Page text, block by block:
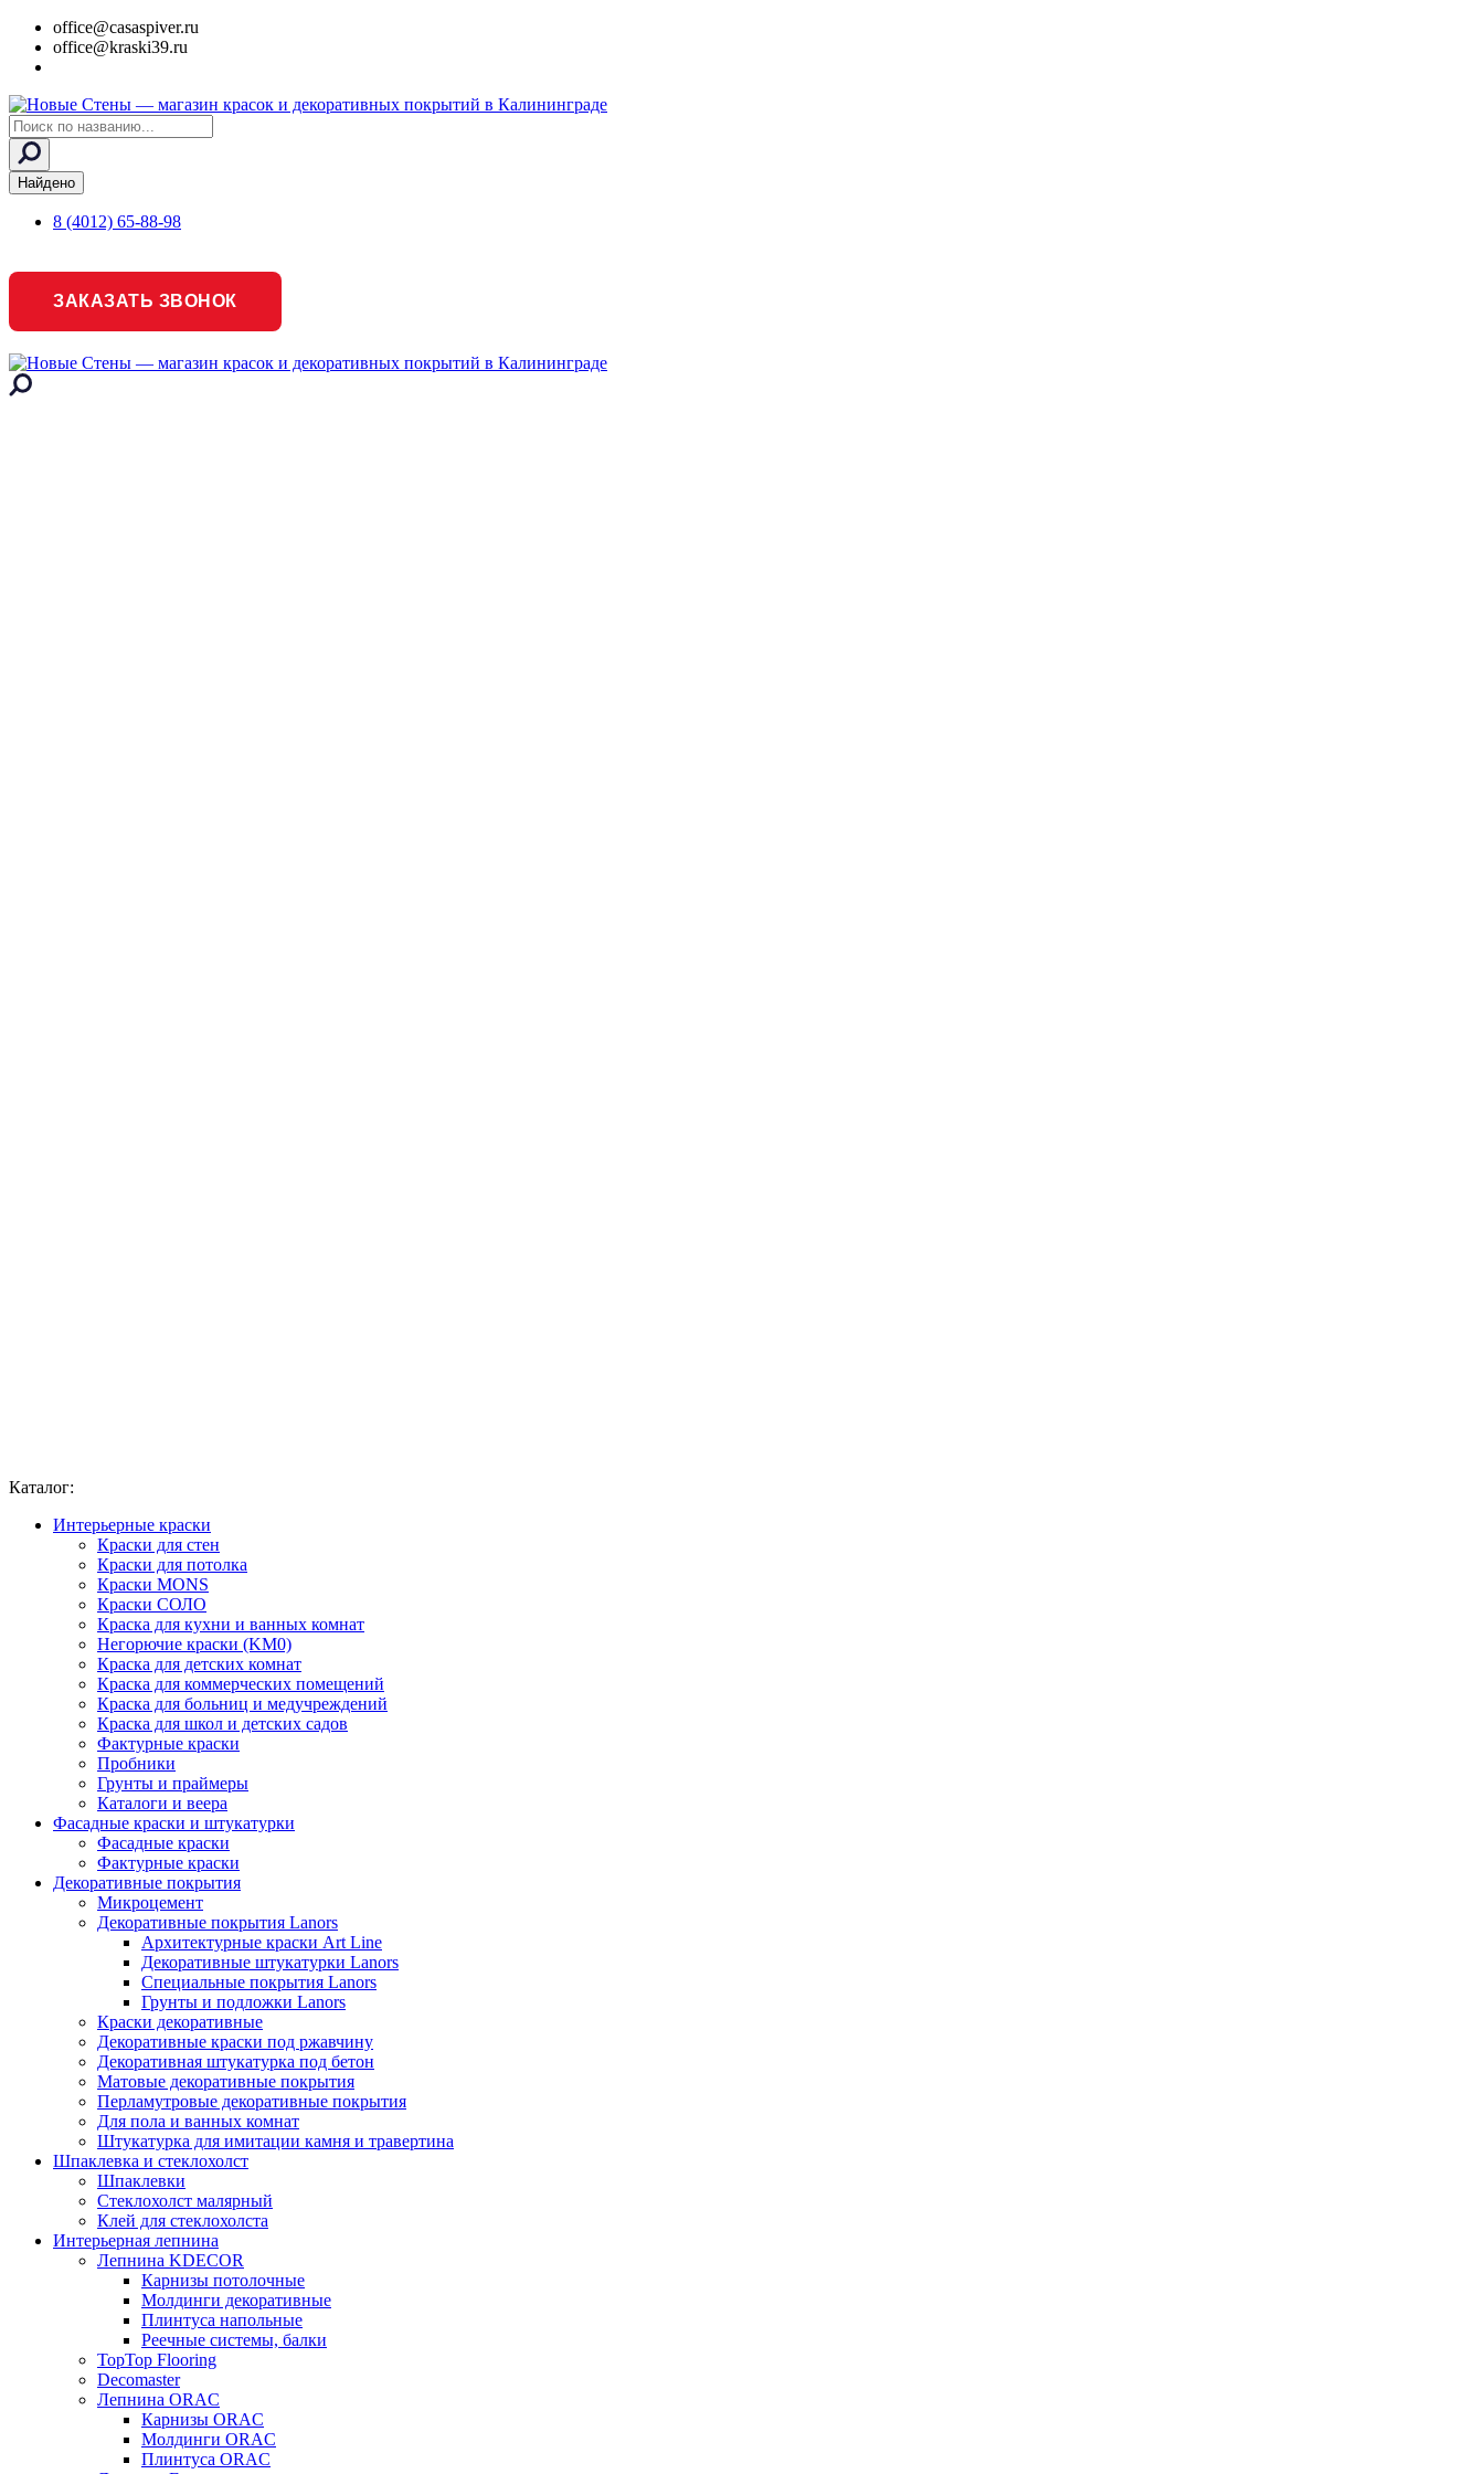
office@casaspiver.ru
office@kraski39.ru
Search
...
Найдено
8 (4012) 65-88-98
ЗАКАЗАТЬ ЗВОНОК
Каталог:
Интерьерные краски
Краски для стен
Краски для потолка
Краски MONS
Краски СОЛО
Краска для кухни и ванных комнат
Негорючие краски (KM0)
Краска для детских комнат
Краска для коммерческих помещений
Краска для больниц и медучреждений
Краска для школ и детских садов
Фактурные краски
Пробники
Грунты и праймеры
Каталоги и веера
Фасадные краски и штукатурки
Фасадные краски
Фактурные краски
Декоративные покрытия
Микроцемент
Декоративные покрытия Lanors
Архитектурные краски Art Line
Декоративные штукатурки Lanors
Специальные покрытия Lanors
Грунты и подложки Lanors
Краски декоративные
Декоративные краски под ржавчину
Декоративная штукатурка под бетон
Матовые декоративные покрытия
Перламутровые декоративные покрытия
Для пола и ванных комнат
Штукатурка для имитации камня и травертина
Шпаклевка и стеклохолст
Шпаклевки
Стеклохолст малярный
Клей для стеклохолста
Интерьерная лепнина
Лепнина KDECOR
Карнизы потолочные
Молдинги декоративные
Плинтуса напольные
Реечные системы, балки
TopTop Flooring
Decomaster
Лепнина ORAC
Карнизы ORAC
Молдинги ORAC
Плинтуса ORAC